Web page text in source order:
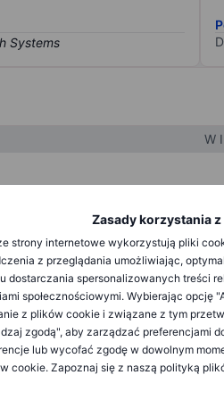
Zasady korzystania
strony internetowe wykorzystują pliki
z przeglądania umożliwiając,
dostarczania spersonalizowanych treści
społecznościowymi. Wybierając opcję
z plików cookie i związane z tym
zgodą", aby zarządzać preferencjami
lub wycofać zgodę w dowolnym
cookie. Zapoznaj się z naszą polityką
W